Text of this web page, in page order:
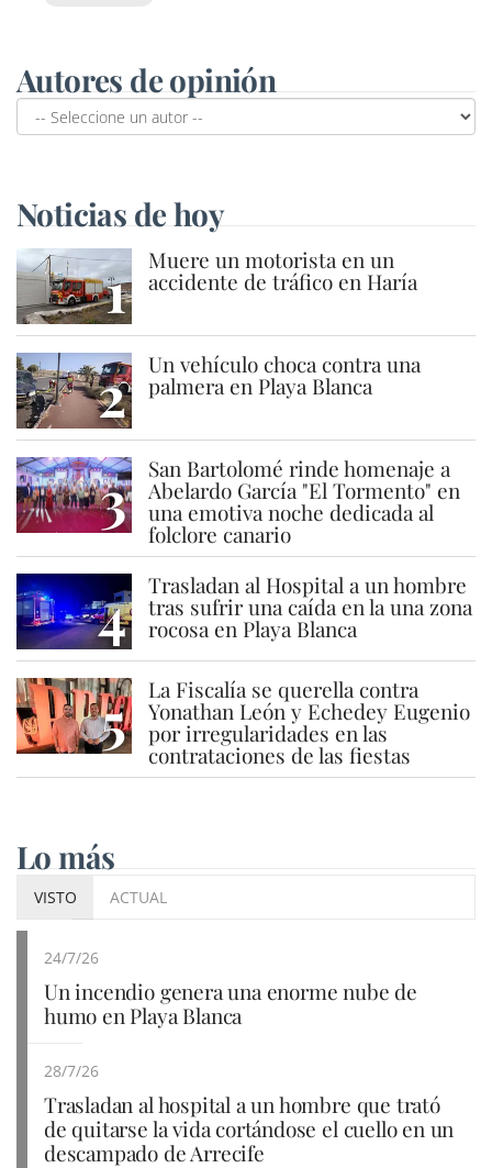
Autores de opinión
Noticias de hoy
1 Muere un motorista en un
accidente de tráfico en Haría
2 Un vehículo choca contra una
palmera en Playa Blanca
3 San Bartolomé rinde homenaje a
Abelardo García "El Tormento" en
una emotiva noche dedicada al
folclore canario
4 Trasladan al Hospital a un hombre
tras sufrir una caída en la una zona
rocosa en Playa Blanca
5 La Fiscalía se querella contra
Yonathan León y Echedey Eugenio
por irregularidades en las
contrataciones de las fiestas
Lo más
VISTO ACTUAL
24/7/26
Un incendio genera una enorme nube de
humo en Playa Blanca
28/7/26
Trasladan al hospital a un hombre que trató
de quitarse la vida cortándose el cuello en un
descampado de Arrecife